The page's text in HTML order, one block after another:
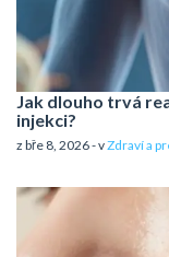
Jak dlouho trvá
injekci?
z bře 8, 2026 - vZdraví a